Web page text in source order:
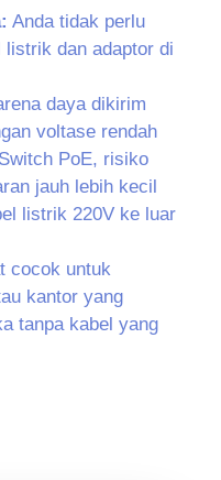
Anda tidak perlu
listrik dan adaptor di
daya dikirim
voltase rendah
PoE, risiko
jauh lebih kecil
listrik 220V ke luar
cocok untuk
kantor yang
tanpa kabel yang